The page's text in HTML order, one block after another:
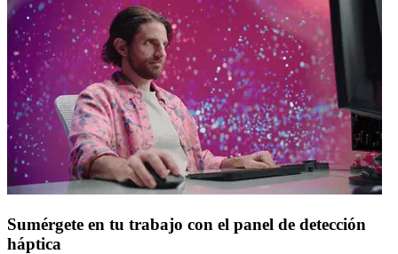
Sumérgete en tu trabajo con el panel de detección
háptica